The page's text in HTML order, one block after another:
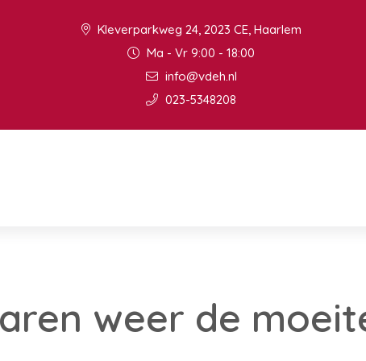
Kleverparkweg 24, 2023 CE, Haarlem
Ma - Vr 9:00 - 18:00
info@vdeh.nl
023-5348208
weer de